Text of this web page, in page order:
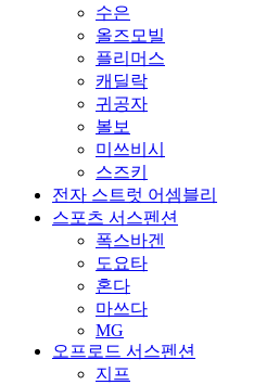
수은
올즈모빌
플리머스
캐딜락
귀공자
볼보
미쓰비시
스즈키
전자 스트럿 어셈블리
스포츠 서스펜션
폭스바겐
도요타
혼다
마쓰다
MG
오프로드 서스펜션
지프